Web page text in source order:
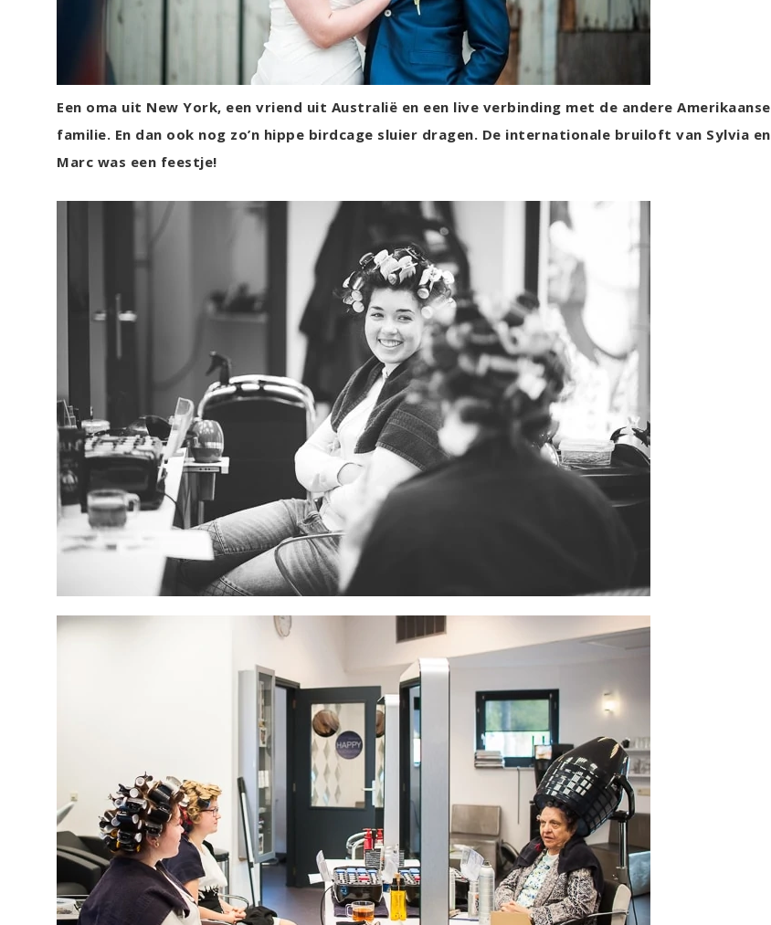
Een oma uit New York, een vriend uit Australië en een live verbinding met de andere Amerikaanse
familie. En dan ook nog zo’n hippe birdcage sluier dragen. De internationale bruiloft van Sylvia en
Marc was een feestje!